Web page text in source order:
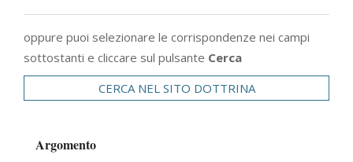
oppure puoi selezionare le corrispondenze nei campi
sottostanti e cliccare sul pulsante Cerca
CERCA NEL SITO DOTTRINA
Argomento